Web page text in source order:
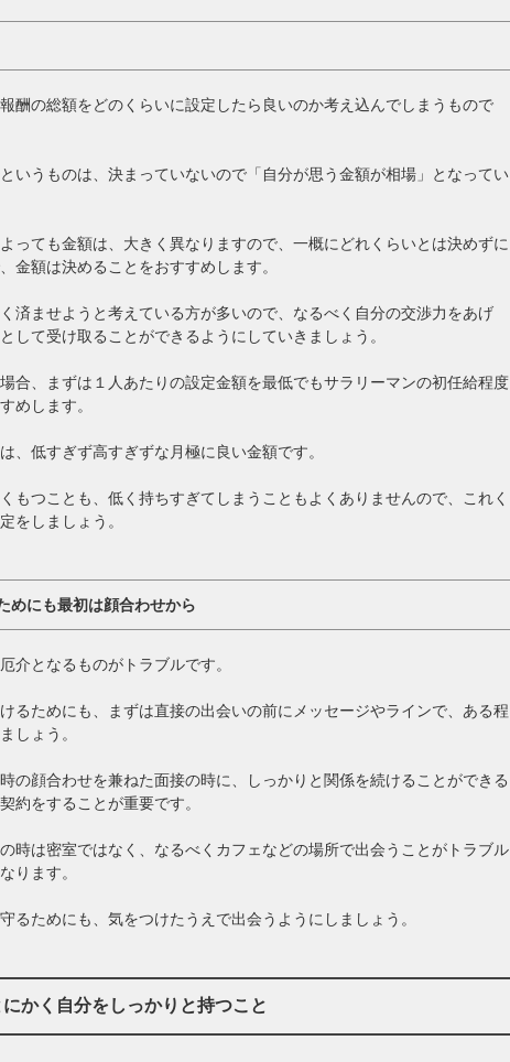
酬の総額をどのくらいに設定したら良いのか考え込んでしまうもので
いうものは、決まっていないので「自分が思う金額が相場」となってい
っても金額は、大きく異なりますので、一概にどれくらいとは決めずに
金額は決めることをおすすめします。
済ませようと考えている方が多いので、なるべく自分の交渉力をあげ
して受け取ることができるようにしていきましょう。
合、まずは１人あたりの設定金額を最低でもサラリーマンの初任給程度
めします。
、低すぎず高すぎずな月極に良い金額です。
もつことも、低く持ちすぎてしまうこともよくありませんので、これく
をしましょう。
めにも最初は顔合わせから
介となるものがトラブルです。
るためにも、まずは直接の出会いの前にメッセージやラインで、ある程
しょう。
の顔合わせを兼ねた面接の時に、しっかりと関係を続けることができる
約をすることが重要です。
時は密室ではなく、なるべくカフェなどの場所で出会うことがトラブル
ります。
るためにも、気をつけたうえで出会うようにしましょう。
かく自分をしっかりと持つこと